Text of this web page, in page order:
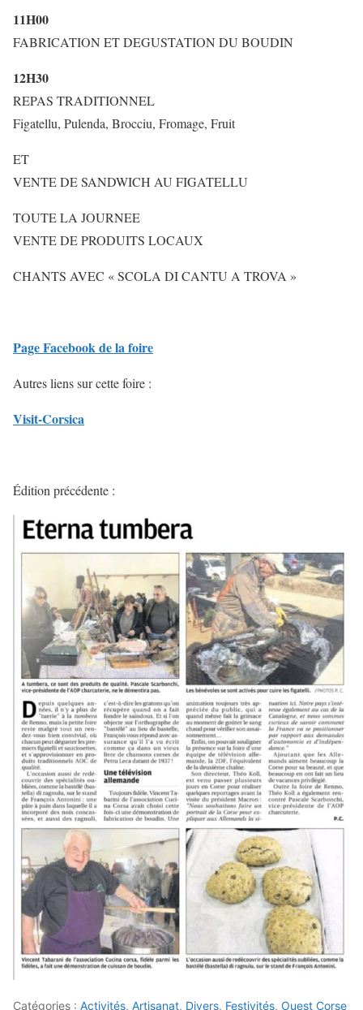
11H00
FABRICATION ET DEGUSTATION DU BOUDIN
12H30
REPAS TRADITIONNEL
Figatellu, Pulenda, Brocciu, Fromage, Fruit
ET
VENTE DE SANDWICH AU FIGATELLU
TOUTE LA JOURNEE
VENTE DE PRODUITS LOCAUX
CHANTS AVEC « SCOLA DI CANTU A TROVA »
Page Facebook de la foire
Autres liens sur cette foire :
Visit-Corsica
Édition précédente :
Catégories : Activités, Artisanat, Divers, Festivités, Ouest Corse